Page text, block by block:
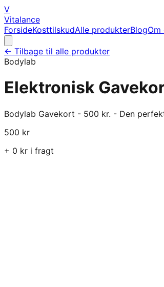
V
Vitalance
ForsideKosttilskudAlle produkterBlogOm
← Tilbage til alle produkter
Bodylab
Elektronisk
Bodylab Gavekort - 500 kr. - Den
500 kr
+ 0 kr i fragt